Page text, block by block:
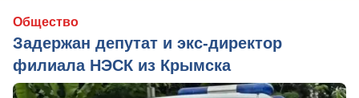
Общество
Задержан депутат и экс-директор
филиала НЭСК из Крымска